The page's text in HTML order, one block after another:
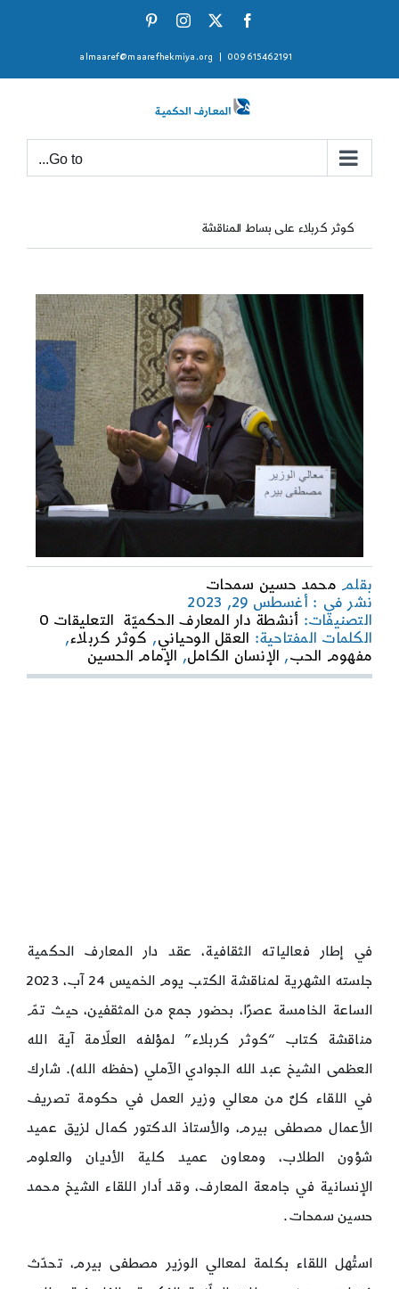
Facebook
X
Instagram
009615462191
almaaref@maarefhekmiya.org
Go to...
كوثر كربلاء على بساط المناقشة
بقلم محمد حسين سمحات
نشر في : أغسطس 29, 2023
التصنيفات: أنشطة دار المعارف الحكميّة التعليقات 0
على
الكلمات المفتاحية: العقل الوحياني, كوثر كربلاء,
مفهوم الحب, الإنسان الكامل, الإمام الحسين
في إطار فعالياته الثقافية، عقد دار المعارف الحكمية
جلسته الشهرية لمناقشة الكتب يوم الخميس 24 آب، 2023
الساعة الخامسة عصرًا، بحضور جمع من المثقفين، حيث تمّ
مناقشة كتاب “كوثر كربلاء” لمؤلفه العلّامة آية الله
العظمى الشيخ عبد الله الجوادي الآملي (حفظه الله). شارك
في اللقاء كلٌ من معالي وزير العمل في حكومة تصريف
الأعمال مصطفى بيرم، والأستاذ الدكتور كمال لزيق عميد
شؤون الطلاب، ومعاون عميد كلية الأديان والعلوم
الإنسانية في جامعة المعارف، وقد أدار اللقاء الشيخ محمد
حسين سمحات.
استُهل اللقاء بكلمة لمعالي الوزير مصطفى بيرم، تحدّث